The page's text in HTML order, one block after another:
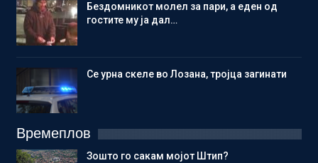
Бездомникот молел за пари, а еден од
гостите му ја дал…
Се урна скеле во Лозана, тројца загинати
Времеплов
Зошто го сакам мојот Штип?